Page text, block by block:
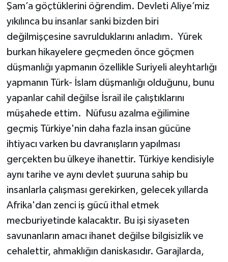
Şam’a göçtüklerini öğrendim. Devleti Aliye’miz
yıkılınca bu insanlar sanki bizden biri
değilmişçesine savrulduklarını anladım. Yürek
burkan hikayelere geçmeden önce göçmen
düşmanlığı yapmanın özellikle Suriyeli aleyhtarlığı
yapmanın Türk- İslam düşmanlığı olduğunu, bunu
yapanlar cahil değilse İsrail ile çalıştıklarını
müşahede ettim. Nüfusu azalma eğilimine
geçmiş Türkiye'nin daha fazla insan gücüne
ihtiyacı varken bu davranışların yapılması
gerçekten bu ülkeye ihanettir. Türkiye kendisiyle
aynı tarihe ve aynı devlet şuuruna sahip bu
insanlarla çalışması gerekirken, gelecek yıllarda
Afrika'dan zenci iş gücü ithal etmek
mecburiyetinde kalacaktır. Bu işi siyaseten
savunanların amacı ihanet değilse bilgisizlik ve
cehalettir, ahmaklığın daniskasıdır. Garajlarda,